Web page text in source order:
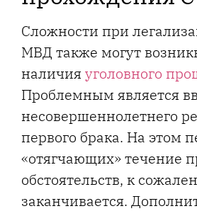
Сложности при
МВД также могут
наличия уголовного
Проблемным является
несовершеннолетнего
первого брака. На этом
«отягчающих» течение
обстоятельств, к
заканчивается.